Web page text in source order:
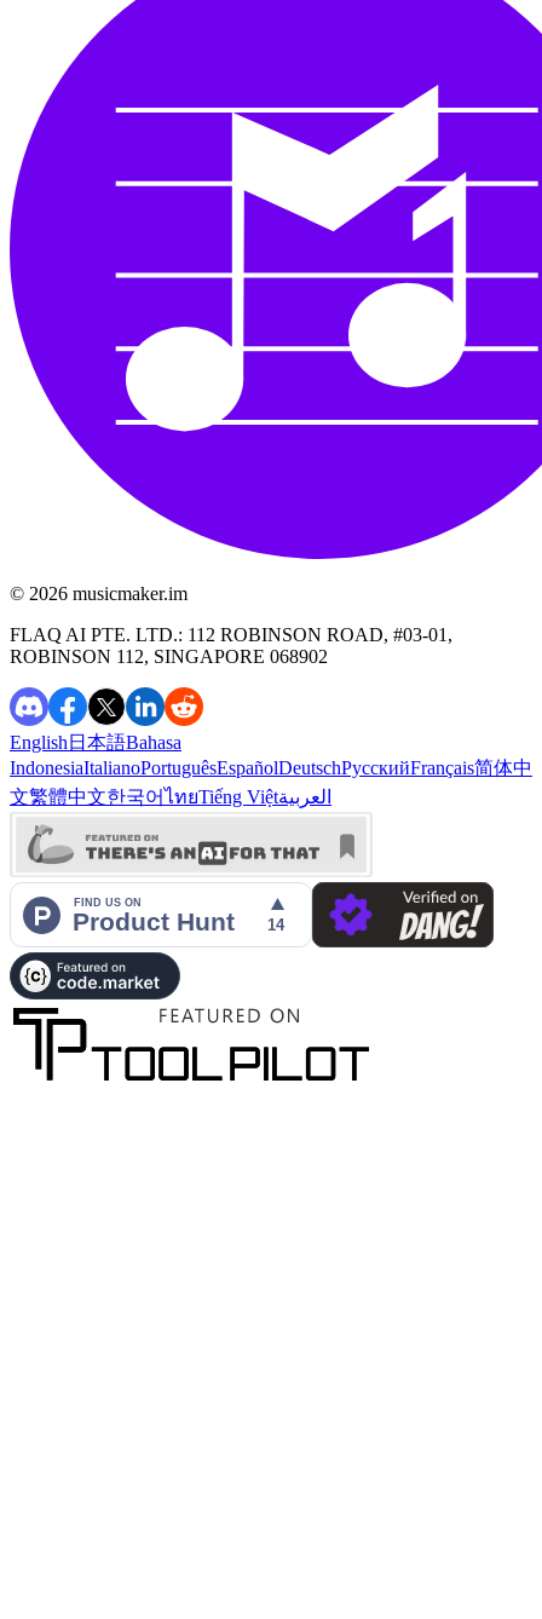
©️ 2026 musicmaker.im
FLAQ AI PTE. LTD.: 112 ROBINSON ROAD, #03-01,
ROBINSON 112, SINGAPORE 068902
English 日本語Bahasa
IndonesiaItalianoPortuguêsEspañolDeutschРусскийFrançais简体中
文繁體中文한국어ไทยTiếng Việtالعربية